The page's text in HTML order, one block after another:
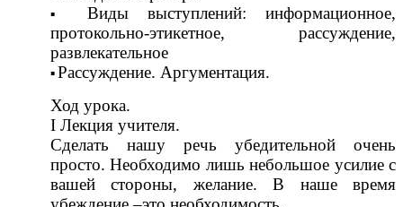
Виды выступлений: информационное,
протокольно-этикетное, рассуждение,
развлекательное
Рассуждение. Аргументация.
Ход урока.
I Лекция учителя.
Сделать нашу речь убедительной очень
просто. Необходимо лишь небольшое усилие с
вашей стороны, желание. В наше время